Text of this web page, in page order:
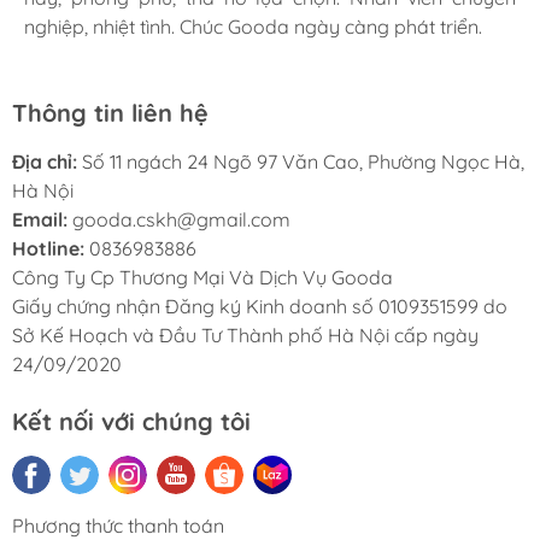
nghiệp, nhiệt tình. Chúc Gooda ngày càng phát triển.
nghiệp, nhiệt tình. Chúc Gooda ngày càng phát triển.
nghiệp, nhiệt tình. Chúc Gooda ngày càng phát triển.
Thông tin liên hệ
Địa chỉ: Số 11 ngách 24 Ngõ 97 Văn Cao, Phường Ngọc Hà,
Hà Nội
Email: gooda.cskh@gmail.com
Hotline: 0836983886
Công Ty Cp Thương Mại Và Dịch Vụ Gooda
Giấy chứng nhận Đăng ký Kinh doanh số 0109351599 do
Sở Kế Hoạch và Đầu Tư Thành phố Hà Nội cấp ngày
24/09/2020
Kết nối với chúng tôi
Phương thức thanh toán